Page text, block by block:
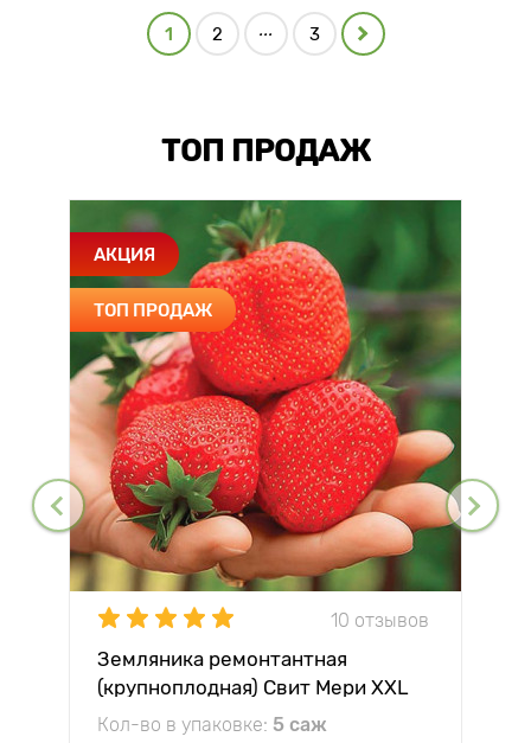
1 2 ... 3
ТОП ПРОДАЖ
АКЦИЯ
ТОП ПРОДАЖ
10 отзывов
Земляника ремонтантная
(крупноплодная) Свит Мери XXL
Кол-во в упаковке: 5 саж